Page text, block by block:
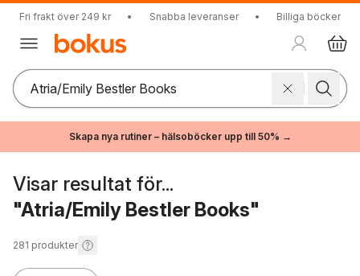
Fri frakt över 249 kr • Snabba leveranser • Billiga böcker
Skapa nya rutiner – hälsoböcker upp till 50% →
Visar resultat för...
"Atria/Emily Bestler Books"
281 produkter